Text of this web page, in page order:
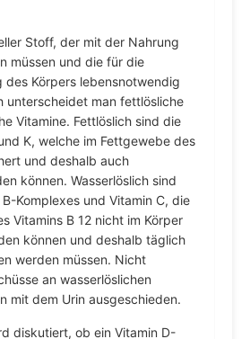
Stoff, der mit der Nahrung
müssen und die für die
des Körpers lebensnotwendig
unterscheidet man fettlösliche
Vitamine. Fettlöslich sind die
K, welche im Fettgewebe des
und deshalb auch
können. Wasserlöslich sind
Komplexes und Vitamin C, die
Vitamins B 12 nicht im Körper
können und deshalb täglich
werden müssen. Nicht
an wasserlöslichen
mit dem Urin ausgeschieden.
diskutiert, ob ein Vitamin D-